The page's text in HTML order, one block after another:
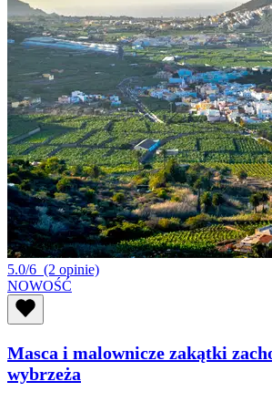
5.0/6 (2 opinie)
NOWOŚĆ
Masca i malownicze zakątki
wybrzeża